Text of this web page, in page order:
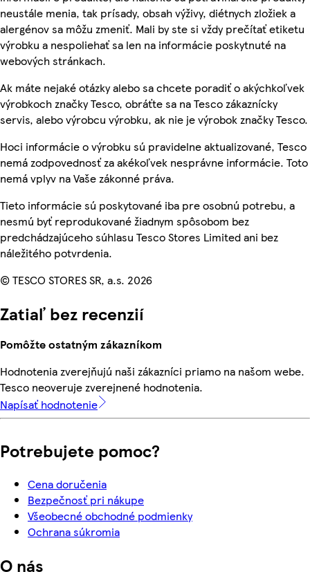
neustále menia, tak prísady, obsah výživy, diétnych zložiek a
alergénov sa môžu zmeniť. Mali by ste si vždy prečítať etiketu
výrobku a nespoliehať sa len na informácie poskytnuté na
webových stránkach.
Ak máte nejaké otázky alebo sa chcete poradiť o akýchkoľvek
výrobkoch značky Tesco, obráťte sa na Tesco zákaznícky
servis, alebo výrobcu výrobku, ak nie je výrobok značky Tesco.
Hoci informácie o výrobku sú pravidelne aktualizované, Tesco
nemá zodpovednosť za akékoľvek nesprávne informácie. Toto
nemá vplyv na Vaše zákonné práva.
Tieto informácie sú poskytované iba pre osobnú potrebu, a
nesmú byť reprodukované žiadnym spôsobom bez
predchádzajúceho súhlasu Tesco Stores Limited ani bez
náležitého potvrdenia.
© TESCO STORES SR, a.s. 2026
Zatiaľ bez recenzií
Pomôžte ostatným zákazníkom
Hodnotenia zverejňujú naši zákazníci priamo na našom webe.
Tesco neoveruje zverejnené hodnotenia.
Napísať hodnotenie
Potrebujete pomoc?
Cena doručenia
Bezpečnosť pri nákupe
Všeobecné obchodné podmienky
Ochrana súkromia
O nás